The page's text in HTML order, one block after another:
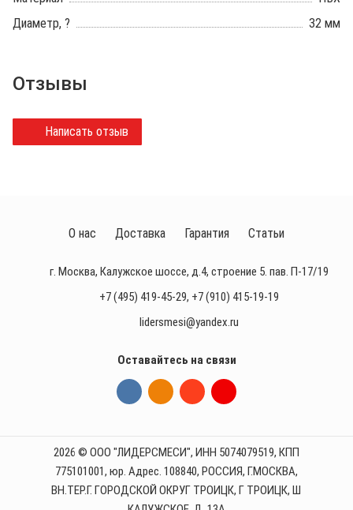
Диаметр, ?
32 мм
Отзывы
Написать отзыв
г. Москва, Калужское шоссе, д.4, строение 5. пав. П-17/19
+7 (495) 419-45-29, +7 (910) 415-19-19
lidersmesi@yandex.ru
О нас Доставка Гарантия Статьи
Оставайтесь на связи
2026 © ООО "ЛИДЕРСМЕСИ", ИНН 5074079519, КПП
775101001, юр. Адрес. 108840, РОССИЯ, Г.МОСКВА,
ВН.ТЕР.Г. ГОРОДСКОЙ ОКРУГ ТРОИЦК, Г ТРОИЦК, Ш